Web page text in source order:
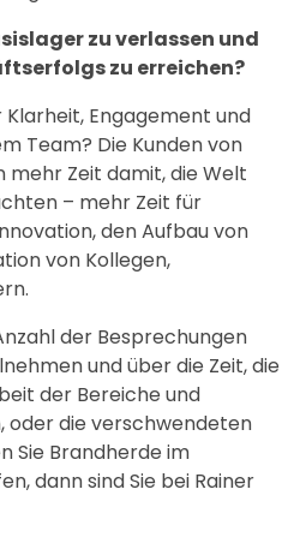
zu verlassen und
zu erreichen?
Engagement und
Team? Die Kunden von
mehr Zeit damit, die Welt
– mehr Zeit für
den Aufbau von
von Kollegen,
der Besprechungen
und über die Zeit, die
der Bereiche und
oder die verschwendeten
Sie Brandherde im
dann sind Sie bei Rainer